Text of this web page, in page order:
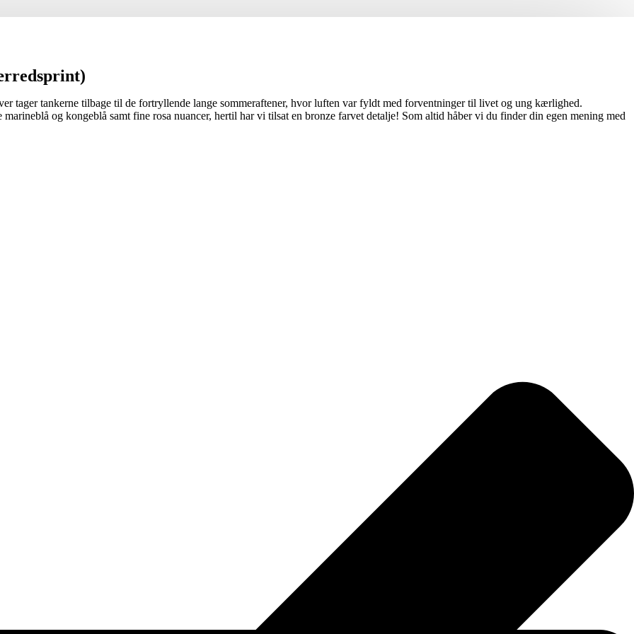
tager tankerne tilbage til de fortryllende lange sommeraftener, hvor luften var fyldt med forventninger til livet og ung kærlighed.
og kongeblå samt fine rosa nuancer, hertil har vi tilsat en bronze farvet detalje! Som altid håber vi du finder din egen mening med